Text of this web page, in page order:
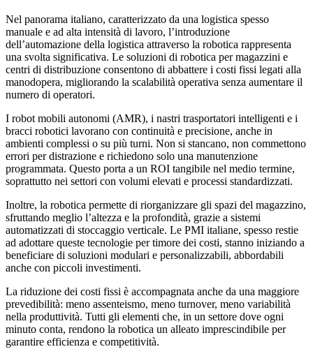
Nel panorama italiano, caratterizzato da una logistica spesso
manuale e ad alta intensità di lavoro, l’introduzione
dell’automazione della logistica attraverso la robotica rappresenta
una svolta significativa. Le soluzioni di robotica per magazzini e
centri di distribuzione consentono di abbattere i costi fissi legati alla
manodopera, migliorando la scalabilità operativa senza aumentare il
numero di operatori.
I robot mobili autonomi (AMR), i nastri trasportatori intelligenti e i
bracci robotici lavorano con continuità e precisione, anche in
ambienti complessi o su più turni. Non si stancano, non commettono
errori per distrazione e richiedono solo una manutenzione
programmata. Questo porta a un ROI tangibile nel medio termine,
soprattutto nei settori con volumi elevati e processi standardizzati.
Inoltre, la robotica permette di riorganizzare gli spazi del magazzino,
sfruttando meglio l’altezza e la profondità, grazie a sistemi
automatizzati di stoccaggio verticale. Le PMI italiane, spesso restie
ad adottare queste tecnologie per timore dei costi, stanno iniziando a
beneficiare di soluzioni modulari e personalizzabili, abbordabili
anche con piccoli investimenti.
La riduzione dei costi fissi è accompagnata anche da una maggiore
prevedibilità: meno assenteismo, meno turnover, meno variabilità
nella produttività. Tutti gli elementi che, in un settore dove ogni
minuto conta, rendono la robotica un alleato imprescindibile per
garantire efficienza e competitività.